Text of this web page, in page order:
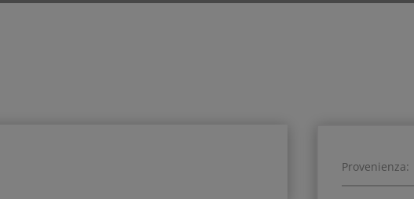
Provenienza: